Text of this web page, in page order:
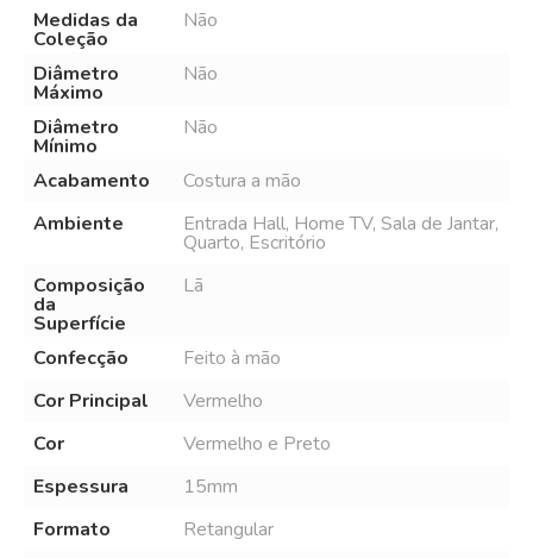
Medidas da
Coleção
Não
Diâmetro
Máximo
Não
Diâmetro
Mínimo
Não
Acabamento
Costura a mão
Ambiente
Entrada Hall, Home TV, Sala de Jantar,
Quarto, Escritório
Composição
da
Superfície
Lã
Confecção
Feito à mão
Cor Principal
Vermelho
Cor
Vermelho e Preto
Espessura
15mm
Formato
Retangular